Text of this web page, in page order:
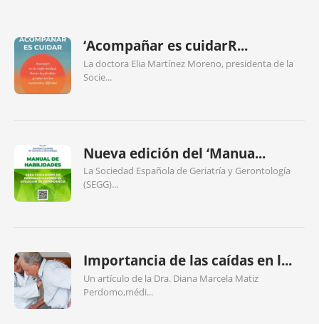
‘Acompañar es cuidarR...
La doctora Elia Martínez Moreno, presidenta de la
Socie...
Nueva edición del ‘Manua...
La Sociedad Española de Geriatría y Gerontología
(SEGG)...
Importancia de las caídas en l...
Un artículo de la Dra. Diana Marcela Matiz
Perdomo,médi...